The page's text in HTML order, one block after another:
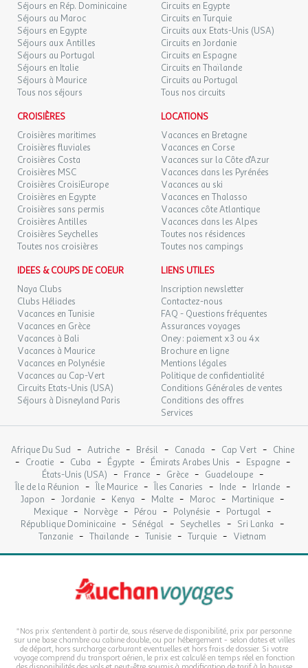
Séjours en Rép. Dominicaine
Séjours au Maroc
Séjours en Egypte
Séjours aux Antilles
Séjours au Portugal
Séjours en Italie
Séjours à Maurice
Tous nos séjours
Circuits en Egypte
Circuits en Turquie
Circuits aux Etats-Unis (USA)
Circuits en Jordanie
Circuits en Espagne
Circuits en Thaïlande
Circuits au Portugal
Tous nos circuits
CROISIÈRES
Croisières maritimes
Croisières fluviales
Croisières Costa
Croisières MSC
Croisières CroisiEurope
Croisières en Egypte
Croisières sans permis
Croisières Antilles
Croisières Seychelles
Toutes nos croisières
LOCATIONS
Vacances en Bretagne
Vacances en Corse
Vacances sur la Côte d'Azur
Vacances dans les Pyrénées
Vacances au ski
Vacances en Thalasso
Vacances côte Atlantique
Vacances dans les Alpes
Toutes nos résidences
Toutes nos campings
IDEES & COUPS DE COEUR
Naya Clubs
Clubs Héliades
Vacances en Tunisie
Vacances en Grèce
Vacances à Bali
Vacances à Maurice
Vacances en Polynésie
Vacances au Cap-Vert
Circuits Etats-Unis (USA)
Séjours à Disneyland Paris
LIENS UTILES
Inscription newsletter
Contactez-nous
FAQ - Questions fréquentes
Assurances voyages
Oney : paiement x3 ou 4x
Brochure en ligne
Mentions légales
Politique de confidentialité
Conditions Générales de ventes
Conditions des offres
Services
Afrique Du Sud - Autriche - Brésil - Canada - Cap Vert - Chine
- Croatie - Cuba - Égypte - Émirats Arabes Unis - Espagne -
États-Unis (USA) - France - Grèce - Guadeloupe -
Île de la Réunion - Île Maurice - Îles Canaries - Inde - Irlande -
Japon - Jordanie - Kenya - Malte - Maroc - Martinique -
Mexique - Norvège - Pérou - Polynésie - Portugal -
République Dominicaine - Sénégal - Seychelles - Sri Lanka -
Tanzanie - Thaïlande - Tunisie - Turquie - Vietnam
*Nos prix s'entendent à partir de, sous réserve de disponibilité, prix par personne
sur une base chambre ou cabine double, ou par hébergement - selon dates et villes
de départ, hors surcharge carburant eventuelles et hors frais de dossier. Si votre
voyage comprend du transport aérien, le prix est calculé en temps réel en fonction